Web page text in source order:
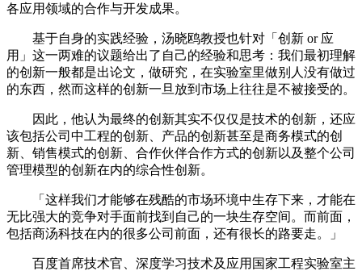
各应用领域的合作与开发成果。
基于自身的实践经验，汤晓鸥教授也针对「创新 or 应
用」这一两难的议题给出了自己的经验和思考：我们最初理解
的创新一般都是出论文，做研究，在实验室里做别人没有做过
的东西，然而这样的创新一旦放到市场上往往是不被接受的。
因此，他认为最终的创新其实不仅仅是技术的创新，还应
该包括公司中工程的创新、产品的创新甚至是商务模式的创
新、销售模式的创新、合作伙伴合作方式的创新以及整个公司
管理模型的创新在内的综合性创新。
「这样我们才能够在残酷的市场环境中生存下来，才能在
无比强大的竞争对手面前找到自己的一块生存空间。而前面，
包括商汤科技在内的很多公司前面，还有很长的路要走。」
百度首席技术官、深度学习技术及应用国家工程实验室主